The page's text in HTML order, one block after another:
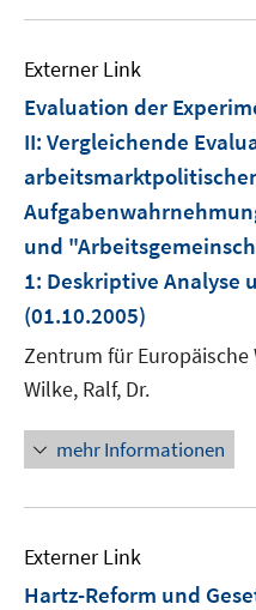
Externer Link
Evaluation der
II: Vergleichende
und
1: Deskriptive Analyse
(01.10.2005)
Zentrum für
Wilke, Ralf, Dr.
mehr Informationen
Externer Link
Hartz-Reform und